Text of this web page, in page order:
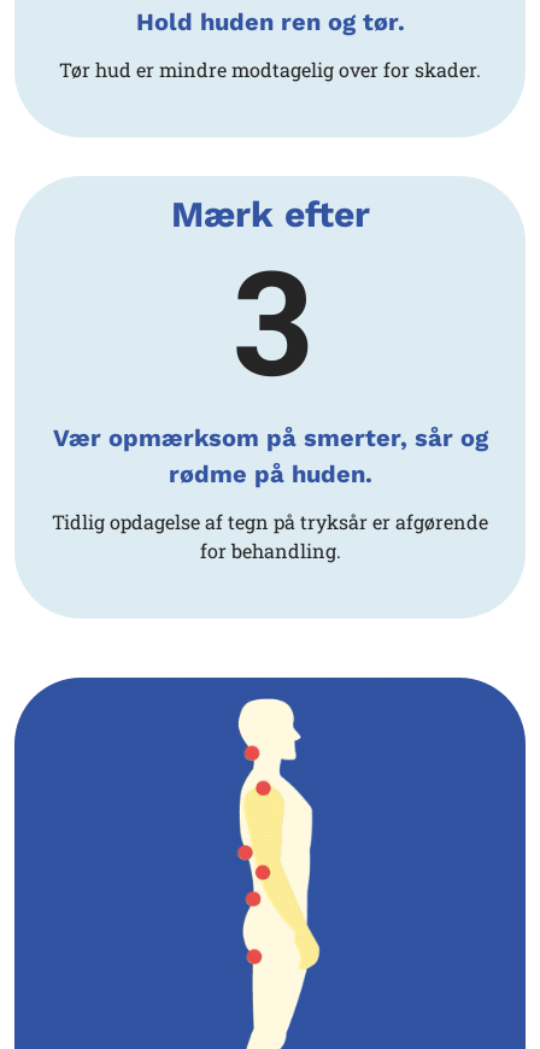
Hold huden ren og tør.
Tør hud er mindre modtagelig over for skader.
Mærk efter
3
Vær opmærksom på smerter, sår og
rødme på huden.
Tidlig opdagelse af tegn på tryksår er afgørende
for behandling.